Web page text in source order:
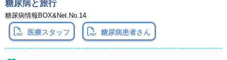
糖尿病と旅行
糖尿病情報BOX&Net.No.14
医療スタッフ 糖尿病患者さん